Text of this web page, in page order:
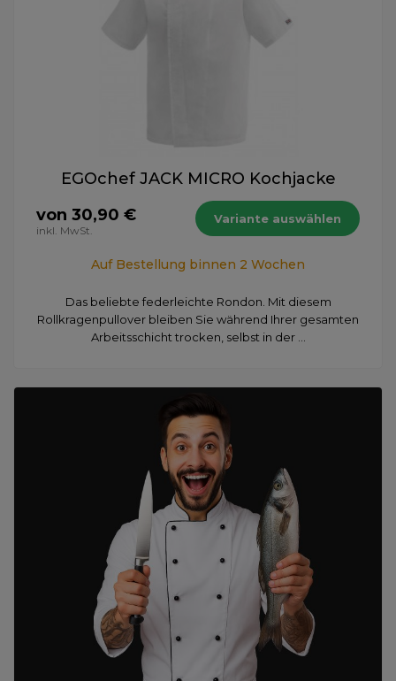
EGOchef JACK MICRO Kochjacke
von 30,90 €
inkl. MwSt.
Variante auswählen
Auf Bestellung binnen 2 Wochen
Das beliebte federleichte Rondon. Mit diesem
Rollkragenpullover bleiben Sie während Ihrer gesamten
Arbeitsschicht trocken, selbst in der ...